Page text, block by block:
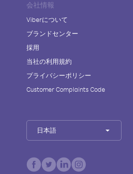
会社情報
Viberについて
ブランドセンター
採用
当社の利用規約
プライバシーポリシー
Customer Complaints Code
日本語